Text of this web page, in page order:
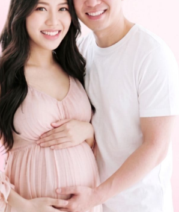
, đặt muaGÓI DỊCH VỤ
dụng My Vinmec để quản lý, theo dõi
Mụn